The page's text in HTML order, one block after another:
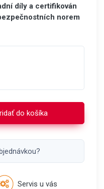
díly a certifikován
norem
do košíka
Servis u vás